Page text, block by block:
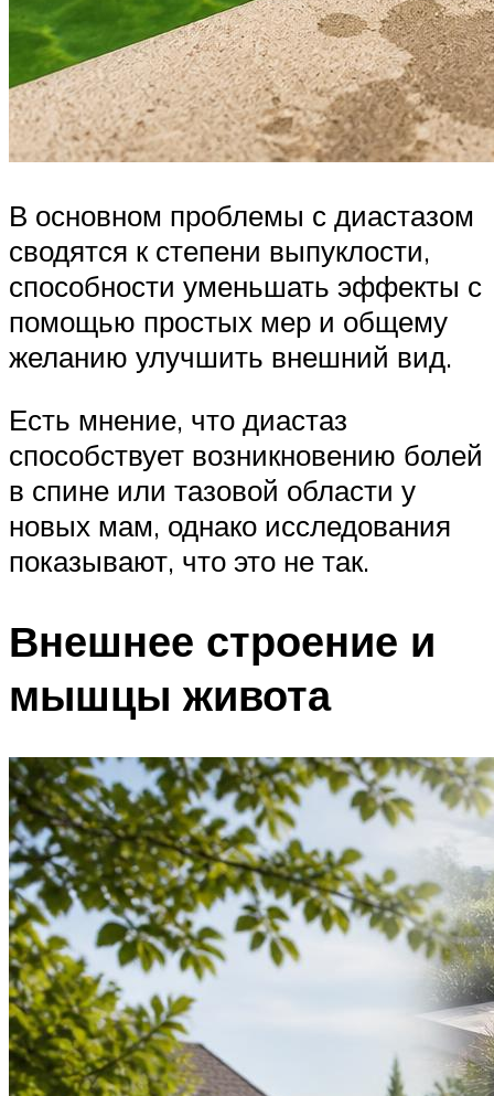
В основном проблемы с диастазом
сводятся к степени выпуклости,
способности уменьшать эффекты с
помощью простых мер и общему
желанию улучшить внешний вид.
Есть мнение, что диастаз
способствует возникновению болей
в спине или тазовой области у
новых мам, однако исследования
показывают, что это не так.
Внешнее строение и
мышцы живота